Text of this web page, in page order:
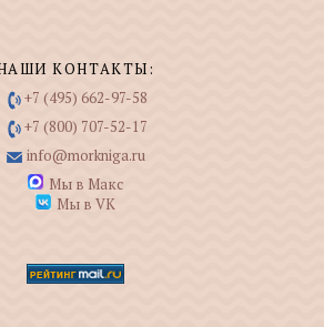
КОНТАКТЫ:
+7 (495) 662-97-58
+7 (800) 707-52-17
info@morkniga.ru
Мы в Макс
Мы в VK